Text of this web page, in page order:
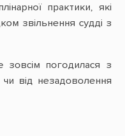
практики, які
звільнення судді з
зовсім погодилася з
від незадоволення